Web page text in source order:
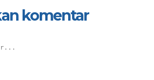
komentar